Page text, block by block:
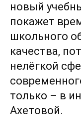
новый
покажет
школьного
качества,
нелёгкой
только – в
Ахетовой.